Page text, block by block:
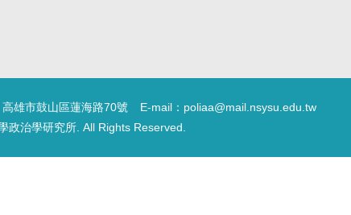
雄市鼓山區蓮海路70號
E-mail：poliaa@mail.nsysu.edu.tw
政治學研究所. All Rights Reserved.